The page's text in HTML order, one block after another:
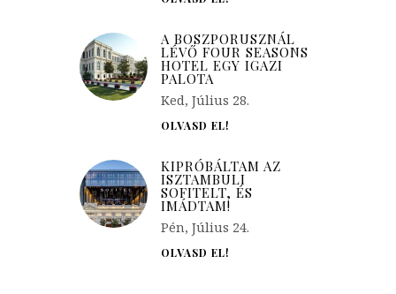
A BOSZPORUSZNÁL
LÉVŐ FOUR SEASONS
HOTEL EGY IGAZI
PALOTA
Ked, Július 28.
OLVASD EL!
KIPRÓBÁLTAM AZ
ISZTAMBULI
SOFITELT, ÉS
IMÁDTAM!
Pén, Július 24.
OLVASD EL!